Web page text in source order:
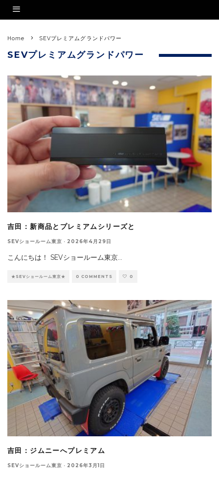
Home SEVプレミアムグランドパワー
SEVプレミアムグランドパワー
吉田：新商品とプレミアムシリーズと
SEVショールーム東京 · 2026年4月29日
こんにちは！ SEVショールーム東京
★SEVショールーム東京★ 0 COMMENTS 0
吉田：ジムニーへプレミアム
SEVショールーム東京 · 2026年3月1日